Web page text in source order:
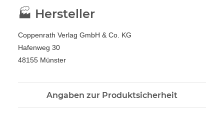
🏭 Hersteller
Coppenrath Verlag GmbH & Co. KG
Hafenweg 30
48155 Münster
Angaben zur Produktsicherheit